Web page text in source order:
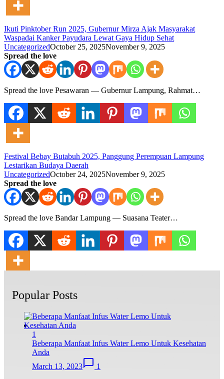
Ikuti Pinktober Run 2025, Gubernur Mirza Ajak Masyarakat
Waspadai Kanker Payudara Lewat Gaya Hidup Sehat
UncategorizedOctober 25, 2025November 9, 2025
Spread the love
Spread the love Pesawaran — Gubernur Lampung, Rahmat…
Festival Bebay Butabuh 2025, Panggung Perempuan Lampung
Lestarikan Budaya Daerah
UncategorizedOctober 24, 2025November 9, 2025
Spread the love
Spread the love Bandar Lampung — Suasana Teater…
Popular Posts
1
Beberapa Manfaat Infus Water Lemo Untuk Kesehatan
Anda
March 13, 2023
1